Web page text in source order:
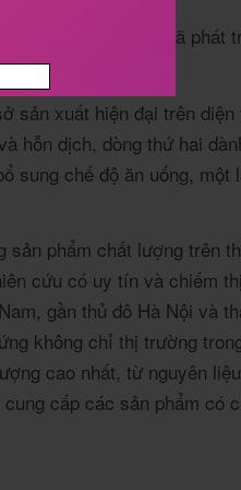
đoạn này, công ty đã phát
sản xuất hiện đại trên
hỗn dịch, dòng thứ hai
sung chế độ ăn uống, một
phẩm chất lượng trên
cứu có uy tín và chiếm
gần thủ đô Hà Nội và
không chỉ thị trường
cao nhất, từ nguyên
cấp các sản phẩm có